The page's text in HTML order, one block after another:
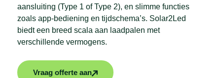
aansluiting (Type 1 of Type 2), en slimme functies
zoals app-bediening en tijdschema’s. Solar2Led
biedt een breed scala aan laadpalen met
verschillende vermogens.
Vraag offerte aan